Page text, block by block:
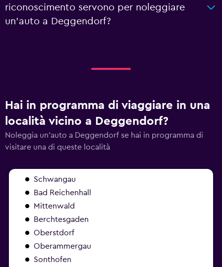
riconoscimento servono per noleggiare
un'auto a Deggendorf?
Hai in programma di viaggiare in una
località vicino a Deggendorf?
Noleggia un'auto a Deggendorf se hai in programma di
visitare una di queste località
Schwangau
Bad Reichenhall
Mittenwald
Berchtesgaden
Oberstdorf
Oberammergau
Sonthofen